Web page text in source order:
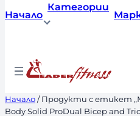
Начало
Категории
Начало/ Продукти с етикет
Body Solid ProDual Bicep and